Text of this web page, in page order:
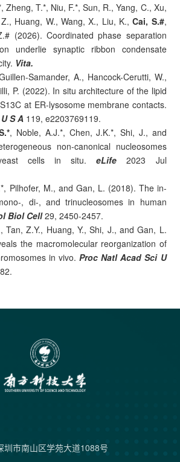
Zheng, T.*, Niu, F.*, Sun, R., Yang, C., Xu,
Huang, W., Wang, X., Liu, K.,Cai, S.#,
(2026). Coordinated phase separation
underlie synaptic ribbon condensate
Vita.
Samander, A., Hancock-Cerutti, W.,
P. (2022). In situ architecture of the lipid
at ER-lysosome membrane contacts.
S A 119, e2203769119.
, Noble, A.J.*, Chen, J.K.*, Shi, J., and
non-canonical nucleosomes
yeast cells in situ.eLife 2023 Jul
Pilhofer, M., and Gan, L. (2018). The in-
, di-, and trinucleosomes in human
Biol Cell29, 2450-2457.
Tan, Z.Y., Huang, Y., Shi, J., and Gan, L.
the macromolecular reorganization of
in vivo.Proc Natl Acad Sci U
圳市南山区学苑大道1088号